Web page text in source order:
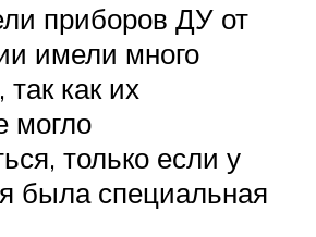
приборов ДУ от
имели много
так как их
могло
только если у
была специальная